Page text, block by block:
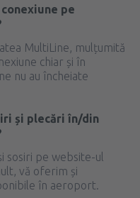
pe
MultiLine, mulțumită
chiar și în
nu au încheiate
și plecări în/din
sosiri pe website-ul
vă oferim și
în aeroport.